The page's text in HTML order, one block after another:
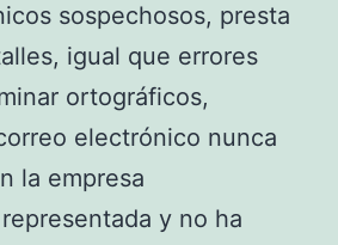
sospechosos, presta
igual que errores
ortográficos,
electrónico nunca
la empresa
y no ha